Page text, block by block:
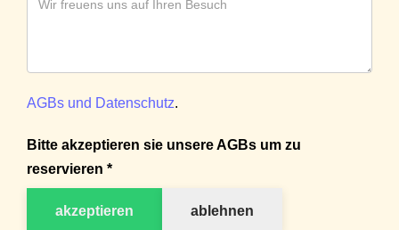
AGBs und Datenschutz.
Bitte akzeptieren sie unsere AGBs um zu
reservieren *
akzeptieren ablehnen